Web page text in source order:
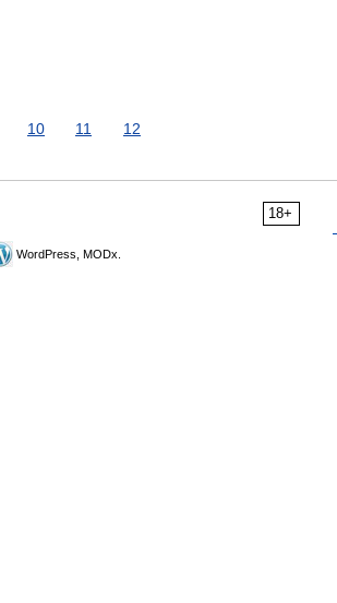
10 11 12
18+
WordPress, MODx.